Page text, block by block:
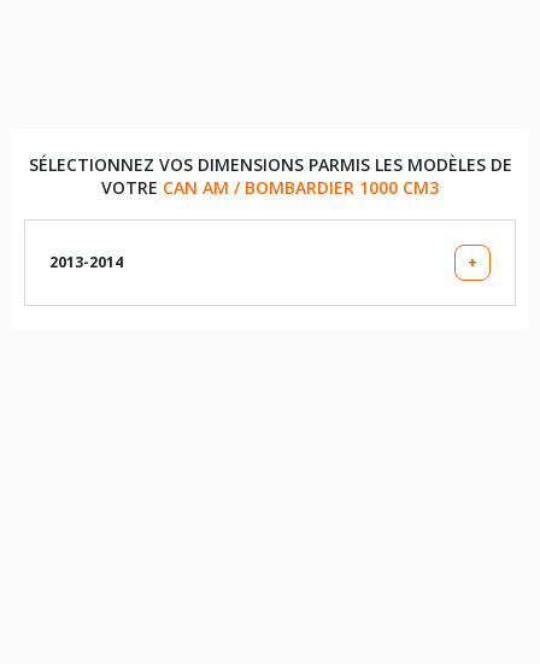
SÉLECTIONNEZ VOS DIMENSIONS PARMIS LES MODÈLES DE
VOTRE CAN AM / BOMBARDIER 1000 CM3
2013-2014
+